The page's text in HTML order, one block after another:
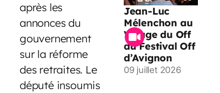
après les
annonces du
gouvernement
sur la réforme
des retraites. Le
député insoumis
Jean-Luc
Mélenchon au
Village du Off
du Festival Off
d’Avignon
09 juillet 2026